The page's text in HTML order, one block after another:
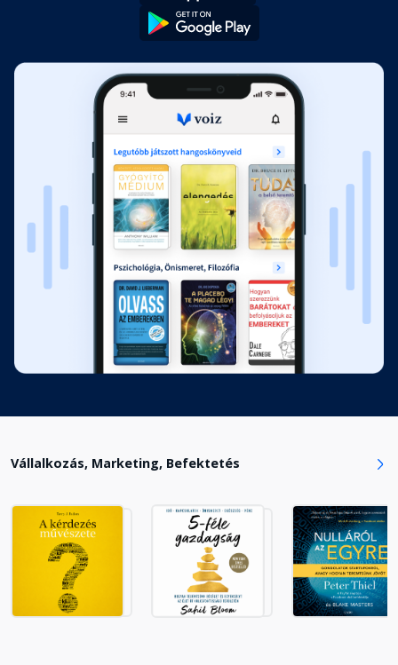
9. A narratíva megsokszorozza az
információt
Fejezet hossza: 00:55:25
10. Dolgozzunk visszafelé, hogy
előrejussunk!
Fejezet hossza: 00:49:33
11. A vezetők olvasnak
Fejezet hossza: 00:26:00
III. RÉSZ: LÁSSUK A TERVET! - 12.
Töltsük meg izgalommal és
energiával a prezentációnkat!
Fejezet hossza: 00:42:25
13. Legyen a küldetésünk a
14. A szimbólumok nagy
gondolatokat közvetítenek
Fejezet hossza: 00:13:19
15. Vigyük közel az adatokat az
emberekhez!
Vállalkozás, Marketing, Befektetés